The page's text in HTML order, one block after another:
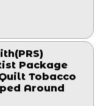
Package
Tobacco
Around